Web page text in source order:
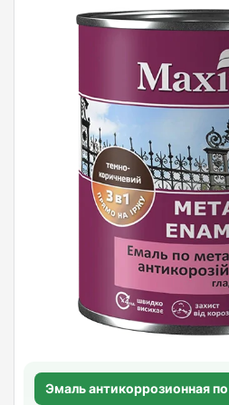
Эмаль антикоррозионная